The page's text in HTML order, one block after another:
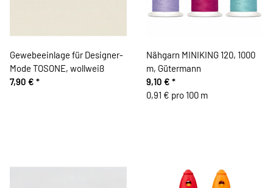
Gewebeeinlage für Designer-
Mode TOSONE, wollweiß
7,90 € *
Nähgarn MINIKING 120, 1000
m, Gütermann
9,10 € *
0,91 € pro 100 m